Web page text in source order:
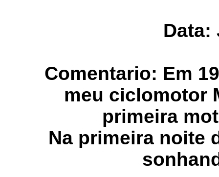
Data:
Comentario: Em
meu ciclomotor
primeira
Na primeira noite